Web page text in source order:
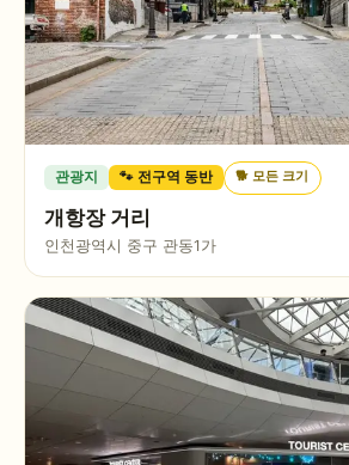
관광지 🐾 전구역 동반 🐕모든 크기
개항장 거리
인천광역시 중구 관동1가